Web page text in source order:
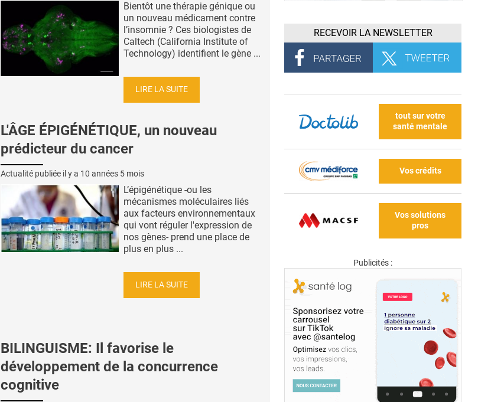
Bientôt une thérapie génique ou
un nouveau médicament contre
l’insomnie ? Ces biologistes de
Caltech (California Institute of
Technology) identifient le gène ...
LIRE LA SUITE
L'ÂGE ÉPIGÉNÉTIQUE, un nouveau
prédicteur du cancer
Actualité publiée il y a 10 années 5 mois
L’épigénétique -ou les
mécanismes moléculaires liés
aux facteurs environnementaux
qui vont réguler l'expression de
nos gènes- prend une place de
plus en plus ...
LIRE LA SUITE
BILINGUISME: Il favorise le
développement de la concurrence
cognitive
RECEVOIR LA NEWSLETTER
tout sur votre
santé mentale
Vos crédits
Vos solutions
pros
Publicités :